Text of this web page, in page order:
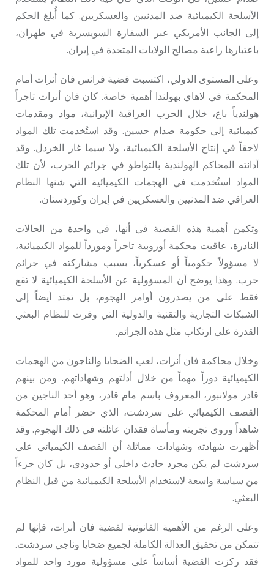
الأسلحة الكيميائية ضد المدنيين والعسكريين. كما أُبلغ الحكم
إلى الجانب الأمريكي عبر السفارة السويسرية في طهران،
باعتبارها راعية مصالح الولايات المتحدة في إيران.
وعلى المستوى الدولي، اكتسبت قضية فرانس فان أنرات أمام
المحكمة في لاهاي بهولندا أهمية خاصة. كان فان أنرات تاجراً
هولندياً باع، خلال الحرب العراقية الإيرانية، مواد ومقدمات
كيميائية إلى حكومة صدام حسين. وقد استُخدمت تلك المواد
لاحقاً في إنتاج الأسلحة الكيميائية، ولا سيما غاز الخردل. وقد
أدانته المحاكم الهولندية بالتواطؤ في جرائم الحرب، لأن تلك
المواد استُخدمت في الهجمات الكيميائية التي شنها النظام
العراقي ضد المدنيين والعسكريين في إيران وكوردستان.
وتكمن أهمية هذه القضية في أنها، في واحدة من الحالات
النادرة، عاقبت محكمة أوروبية تاجراً ومورداً للمواد الكيميائية،
لا مسؤولاً حكومياً أو عسكرياً، بسبب مشاركته في جرائم
حرب. وهذا يوضح أن المسؤولية عن الأسلحة الكيميائية لا تقع
فقط على من يصدرون أوامر الهجوم، بل تمتد أيضاً إلى
الشبكات التجارية والتقنية والدولية التي وفرت للنظام البعثي
القدرة على ارتكاب مثل هذه الجرائم.
وخلال محاكمة فان أنرات، لعب الضحايا والناجون من الهجمات
الكيميائية دوراً مهماً من خلال أدلتهم وشهاداتهم. ومن بينهم
قادر مولانبور، المعروف باسم مام قادر، وهو أحد الناجين من
القصف الكيميائي على سردشت، الذي حضر أمام المحكمة
شاهداً وروى تجربته ومأساة فقدان عائلته في ذلك الهجوم. وقد
أظهرت شهادته وشهادات مماثلة أن القصف الكيميائي على
سردشت لم يكن مجرد حادث داخلي أو حدودي، بل كان جزءاً
من سياسة واسعة لاستخدام الأسلحة الكيميائية من قبل النظام
البعثي.
وعلى الرغم من الأهمية القانونية لقضية فان أنرات، فإنها لم
تتمكن من تحقيق العدالة الكاملة لجميع ضحايا وناجي سردشت.
فقد ركزت القضية أساساً على مسؤولية مورد واحد للمواد